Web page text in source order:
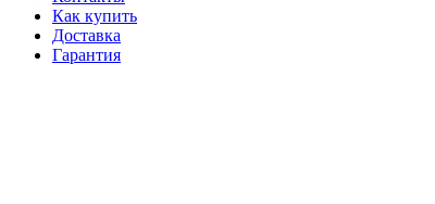
Как купить
Доставка
Гарантия